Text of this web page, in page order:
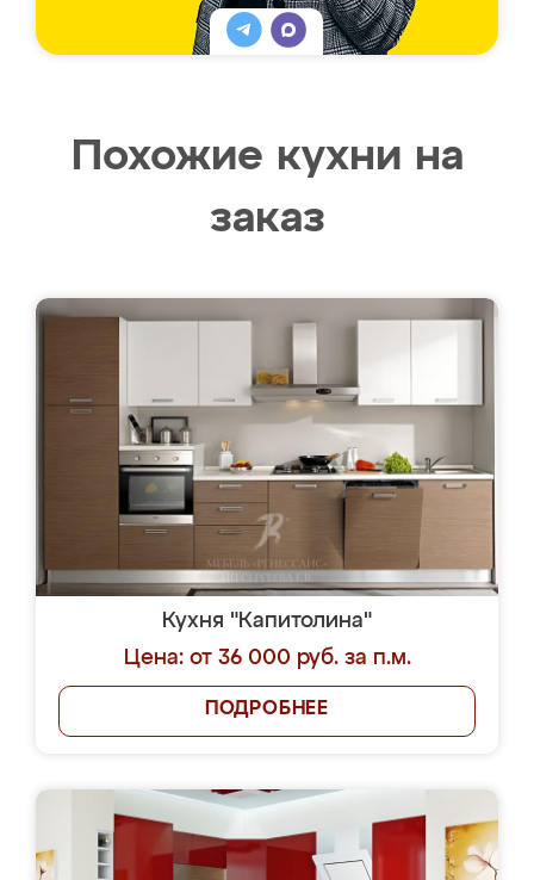
Похожие кухни на
заказ
Кухня "Капитолина"
Цена: от 36 000 руб. за п.м.
ПОДРОБНЕЕ